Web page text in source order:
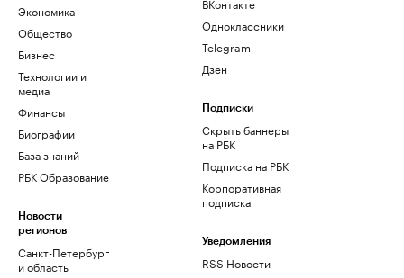
Экономика
Общество
Бизнес
Технологии и
медиа
Финансы
Биографии
База знаний
РБК Образование
Новости
регионов
Санкт-Петербург
и область
Одноклассники
Telegram
Дзен
Подписки
Скрыть баннеры
на РБК
Подписка на РБК
Корпоративная
подписка
Уведомления
RSS Новости